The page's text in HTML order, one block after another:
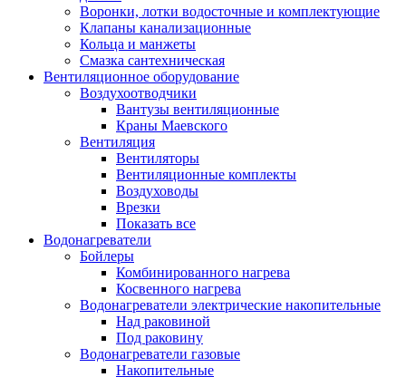
Воронки, лотки водосточные и комплектующие
Клапаны канализационные
Кольца и манжеты
Смазка сантехническая
Вентиляционное оборудование
Воздухоотводчики
Вантузы вентиляционные
Краны Маевского
Вентиляция
Вентиляторы
Вентиляционные комплекты
Воздуховоды
Врезки
Показать все
Водонагреватели
Бойлеры
Комбинированного нагрева
Косвенного нагрева
Водонагреватели электрические накопительные
Над раковиной
Под раковину
Водонагреватели газовые
Накопительные